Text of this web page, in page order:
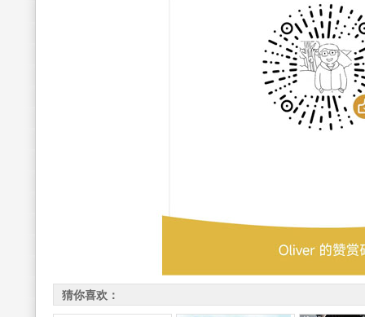
猜你喜欢：